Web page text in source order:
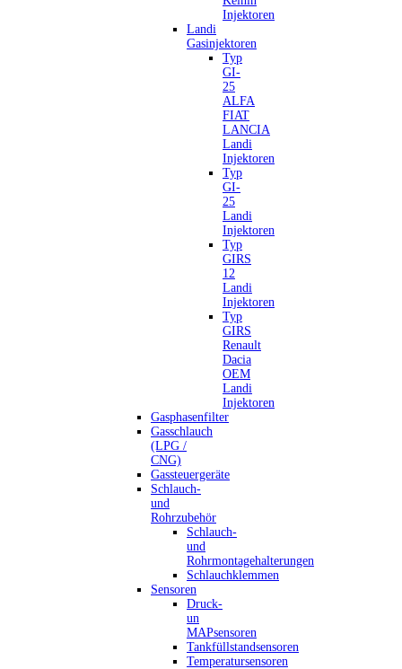
Injektoren
Landi
Gasinjektoren
Typ
GI-
25
ALFA
FIAT
LANCIA
Landi
Injektoren
Typ
GI-
25
Landi
Injektoren
Typ
GIRS
12
Landi
Injektoren
Typ
GIRS
Renault
Dacia
OEM
Landi
Injektoren
Gasphasenfilter
Gasschlauch
(LPG /
CNG)
Gassteuergeräte
Schlauch-
und
Rohrzubehör
Schlauch-
und
Rohrmontagehalterungen
Schlauchklemmen
Sensoren
Druck-
un
MAPsensoren
Tankfüllstandsensoren
Temperatursensoren